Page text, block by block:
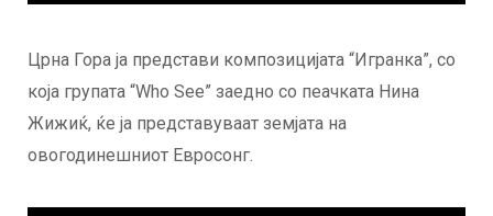
Црна Гора ја представи композицијата “Игранка”, со
која групата “Who See” заедно со пеачката Нина
Жижиќ, ќе ја представуваат земјата на
овогодинешниот Евросонг.